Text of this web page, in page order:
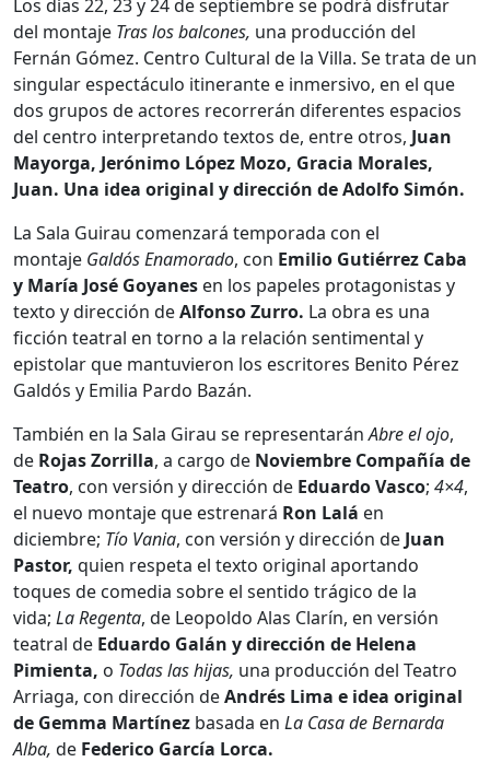
Los días 22, 23 y 24 de septiembre se podrá disfrutar
del montaje Tras los balcones, una producción del
Fernán Gómez. Centro Cultural de la Villa. Se trata de un
singular espectáculo itinerante e inmersivo, en el que
dos grupos de actores recorrerán diferentes espacios
del centro interpretando textos de, entre otros, Juan
Mayorga, Jerónimo López Mozo, Gracia Morales,
Juan. Una idea original y dirección de Adolfo Simón.
La Sala Guirau comenzará temporada con el
montaje Galdós Enamorado, con Emilio Gutiérrez Caba
y María José Goyanes en los papeles protagonistas y
texto y dirección deAlfonso Zurro. La obra es una
ficción teatral en torno a la relación sentimental y
epistolar que mantuvieron los escritores Benito Pérez
Galdós y Emilia Pardo Bazán.
También en la Sala Girau se representaránAbre el ojo,
de RojasZorrilla, a cargo de Noviembre Compañía de
Teatro, con versión y dirección de Eduardo Vasco; 4×4,
el nuevo montaje que estrenará Ron Lalá en
diciembre; Tío Vania, con versión y dirección de Juan
Pastor, quien respeta el texto original aportando
toques de comedia sobre el sentido trágico de la
vida; La Regenta, de Leopoldo Alas Clarín, en versión
teatral de Eduardo Galán y dirección de Helena
Pimienta, o Todas las hijas, una producción del Teatro
Arriaga, con dirección deAndrés Lima e idea original
de Gemma Martínez basada en La Casa de Bernarda
Alba, de Federico García Lorca.